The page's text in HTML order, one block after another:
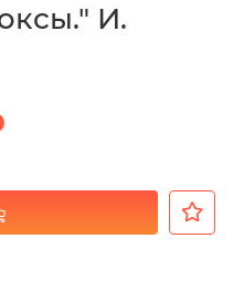
И.